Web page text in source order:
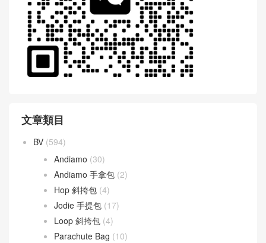
文章類目
BV (594)
Andiamo (30)
Andiamo 手拿包 (2)
Hop 斜挎包 (4)
Jodie 手提包 (17)
Loop 斜挎包 (4)
Parachute Bag (10)